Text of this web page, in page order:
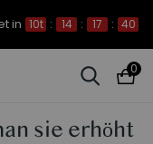
in 10t : 14 : 17 : 39
0
sie erhöht